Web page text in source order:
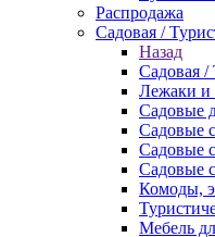
Распродажа
Садовая /
Назад
Садовая /
Лежаки и
Садовые
Садовые
Садовые
Садовые
Комоды,
Мебель